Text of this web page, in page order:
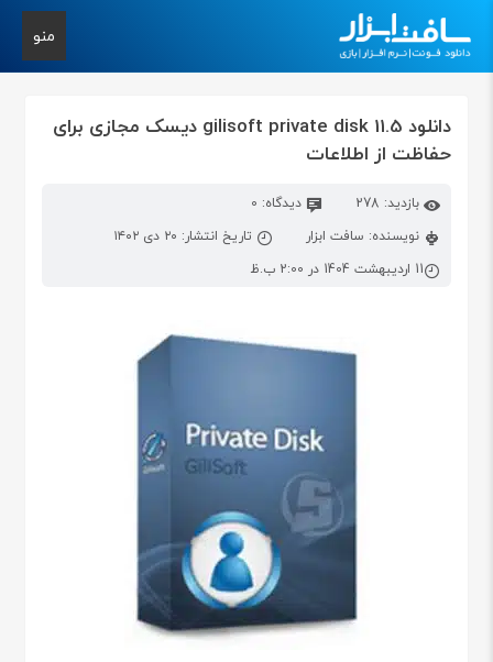
منو
دانلود gilisoft private disk 11.5 دیسک مجازی برای
حفاظت از اطلاعات
بازدید: 278
دیدگاه: 0
نویسنده: سافت ابزار
تاریخ انتشار: ۲۰ دی ۱۴۰۲
11 اردیبهشت 1404 در 2:00 ب.ظ